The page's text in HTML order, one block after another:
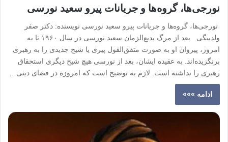
نورجی‌ها، گروه‌ها و جریانات پیرو سعید نورسی
نورجی‌ها، گروه‌ها و جریانات پیرو سعید نورسی نویسنده: دکتر صفر
ولدبیگی بعد از مرگ بدیع‌الزمان سعید نورسی در سال ۱۹۶۰ تا به
امروز، پیروان او به صورت متفق‌القول پیری یا شیخ جدیدی را به رهبری
برنگزیده‌اند. به عقیده ایشان، بعد از نورسی هیچ شیخ دیگری استحقاق
رهبری را نداشته است. لازم به توضیح است که امروزه در فضای دینی…
ادامه »»»